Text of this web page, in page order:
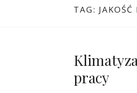
TAG:
pracy